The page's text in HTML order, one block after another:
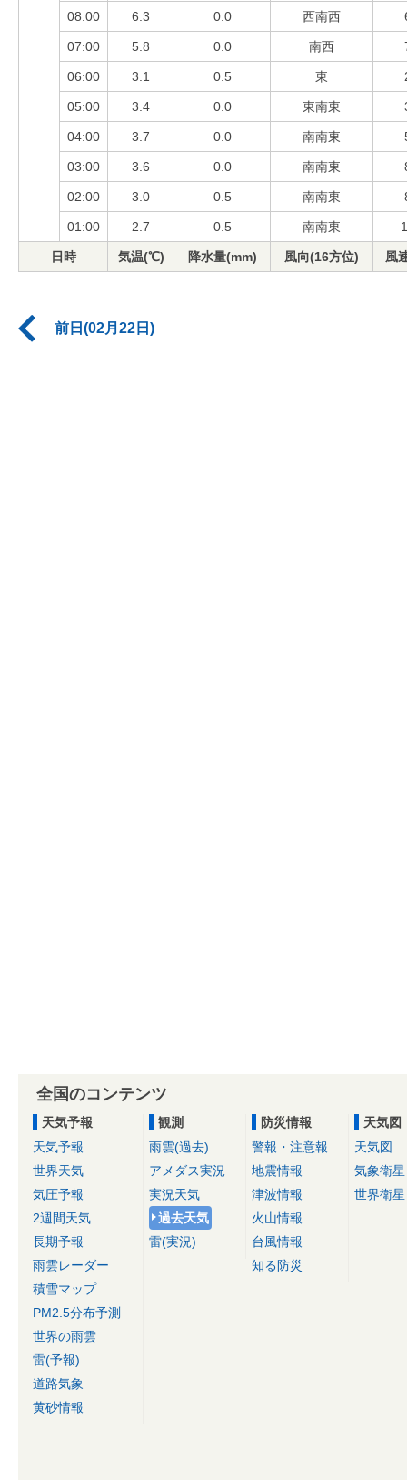
08:00 6.3 0.0 西南西
07:00 5.8 0.0 南西
06:00 3.1 0.5 東
05:00 3.4 0.0 東南東
04:00 3.7 0.0 南南東
03:00 3.6 0.0 南南東
02:00 3.0 0.5 南南東
01:00 2.7 0.5 南南東
日時 気温(℃) 降水量(mm) 風向(16方位) 風
前日(02月22日)
全国のコンテンツ
天気予報
天気予報
世界天気
気圧予報
2週間天気
長期予報
雨雲レーダー
積雪マップ
PM2.5分布予測
世界の雨雲
雷(予報)
道路気象
黄砂情報
観測
雨雲(過去)
アメダス実況
実況天気
過去天気
雷(実況)
防災情報
警報・注意報
地震情報
津波情報
火山情報
台風情報
知る防災
天気図
天気図
気象衛星
世界衛星